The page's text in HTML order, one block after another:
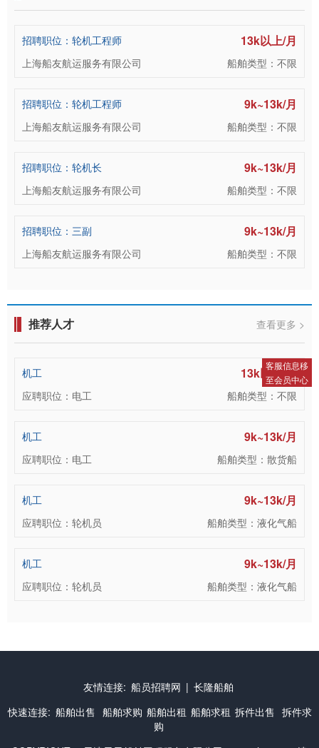
客服信息移
至会员中心
招聘职位：轮机工程师 13k以上/月
上海船友航运服务有限公司 船舶类型：不限
招聘职位：轮机工程师 9k~13k/月
上海船友航运服务有限公司 船舶类型：不限
招聘职位：轮机长 9k~13k/月
上海船友航运服务有限公司 船舶类型：不限
招聘职位：三副 9k~13k/月
上海船友航运服务有限公司 船舶类型：不限
推荐人才 查看更多 >
机工 13k以上/月
应聘职位：电工 船舶类型：不限
机工 9k~13k/月
应聘职位：电工 船舶类型：散货船
机工 9k~13k/月
应聘职位：轮机员 船舶类型：液化气船
机工 9k~13k/月
应聘职位：轮机员 船舶类型：液化气船
友情连接: 船员招聘网 | 长隆船舶
快速连接: 船舶出售 船舶求购 船舶出租 船舶求租 拆件出售 拆件求
购